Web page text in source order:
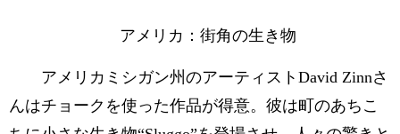
アメリカ：街角の生き物
アメリカミシガン州のアーティストDavid Zinnさ
んはチョークを使った作品が得意。彼は町のあちこ